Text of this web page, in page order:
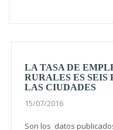
LA TASA DE
RURALES ES SEIS
LAS CIUDADES
15/07/2016
Son los datos